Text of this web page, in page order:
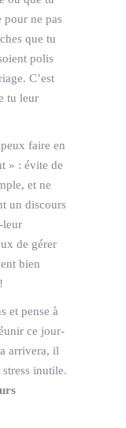
pour ne pas
que tu
polis
C’est
tu leur
faire en
» : évite de
et ne
un discours
leur
de gérer
bien
et pense à
ce jour-
arrivera, il
stress inutile.